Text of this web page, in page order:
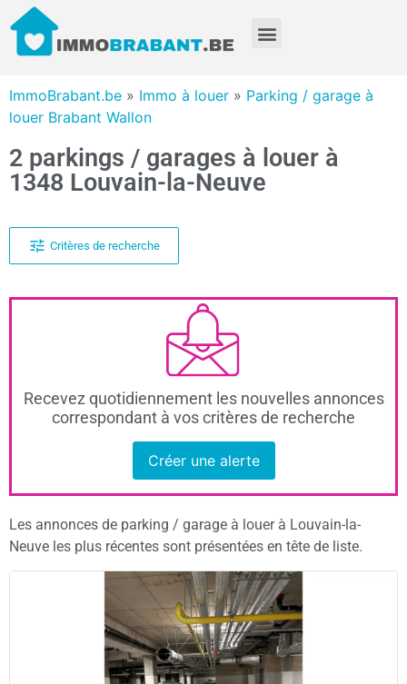
ImmoBrabant.be » Immo à louer » Parking / garage à
louer Brabant Wallon
2 parkings / garages à louer à
1348 Louvain-la-Neuve
Critères de recherche
Recevez quotidiennement les nouvelles annonces
correspondant à vos critères de recherche
Créer une alerte
Les annonces de parking / garage à louer à Louvain-la-
Neuve les plus récentes sont présentées en tête de liste.